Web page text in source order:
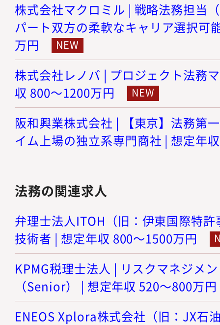
株式会社マクロミル | 戦略法務担当
パート双方の柔軟なキャリア選択可
万円
株式会社レノバ | プロジェクト法務
収 800～1200万円
阪和興業株式会社 | 【東京】法務第
イム上場の独立系専門商社 | 想定年
法務の関連求人
弁理士法人ITOH（旧：伊東国際特
技術者 | 想定年収 800～1500万円
KPMG税理士法人 | リスクマネジメ
（Senior） | 想定年収 520～800万円
ENEOS Xplora株式会社（旧：JX石